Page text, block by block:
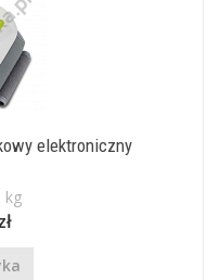
elektroniczny
kg